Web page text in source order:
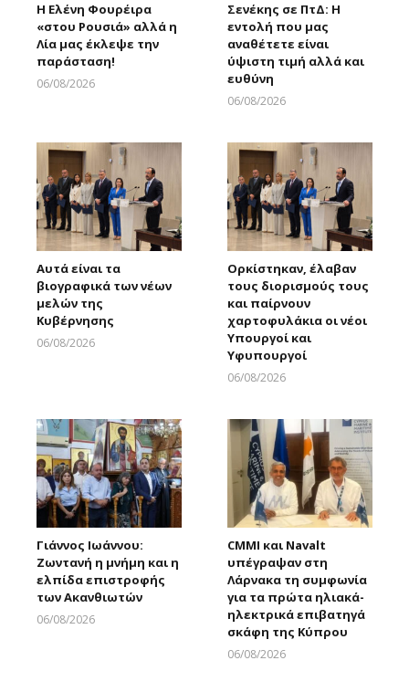
Η Ελένη Φουρέιρα
«στου Ρουσιά» αλλά η
Λία μας έκλεψε την
παράσταση!
06/08/2026
Σενέκης σε ΠτΔ: Η
εντολή που μας
αναθέτετε είναι
ύψιστη τιμή αλλά και
ευθύνη
06/08/2026
Αυτά είναι τα
βιογραφικά των νέων
μελών της
Κυβέρνησης
06/08/2026
Ορκίστηκαν, έλαβαν
τους διορισμούς τους
και παίρνουν
χαρτοφυλάκια οι νέοι
Υπουργοί και
Υφυπουργοί
06/08/2026
Γιάννος Ιωάννου:
Ζωντανή η μνήμη και η
ελπίδα επιστροφής
των Ακανθιωτών
06/08/2026
CMMI και Navalt
υπέγραψαν στη
Λάρνακα τη συμφωνία
για τα πρώτα ηλιακά-
ηλεκτρικά επιβατηγά
σκάφη της Κύπρου
06/08/2026